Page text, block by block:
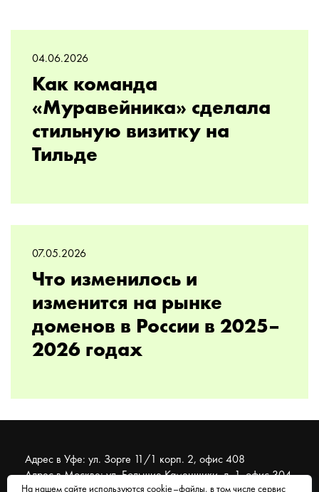
04.06.2026
Как команда
«Муравейника» сделала
стильную визитку на
Тильде
07.05.2026
Что изменилось и
изменится на рынке
доменов в России в 2025–
2026 годах
Адрес в Уфе: ул. Зорге 11/1 корп. 2, офис 408
Адрес в Москве: ул. Большие Каменщики, д. 1, офис 304
На нашем сайте используются cookie–файлы, в том числе сервис